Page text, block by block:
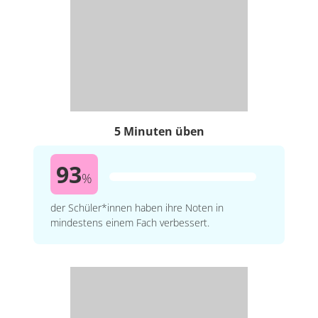
5 Minuten üben
93%
der Schüler*innen haben ihre Noten in
mindestens einem Fach verbessert.